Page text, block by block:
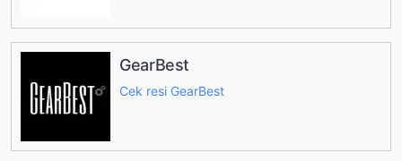
GearBest
Cek resi GearBest